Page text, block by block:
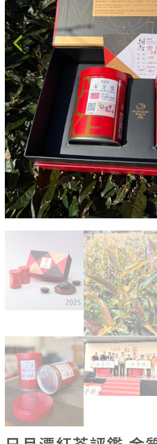
果乾、點心
果醬、蜂蜜
台灣茶
咖啡
花果茶飲
加工飲品
花卉
加工生活用品
原民特區
農會商品
大量採購優惠專區
農業策略聯盟 送禮專區
優質水果